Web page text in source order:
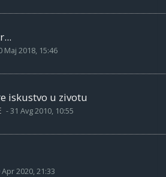
Maj 2018, 15:46
iskustvo u zivotu
-31 Avg 2010, 10:55
Apr 2020, 21:33